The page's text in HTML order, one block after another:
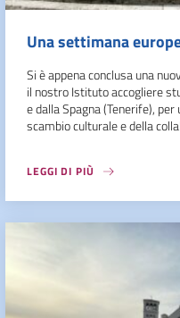
Una settimana
Si è appena conclusa una
il nostro Istituto accogliere
e dalla Spagna (Tenerife),
scambio culturale e della
LEGGI DI PIÙ